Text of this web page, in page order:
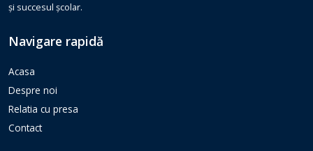
și succesul școlar.
Navigare rapidă
Acasa
Despre noi
Relatia cu presa
Contact